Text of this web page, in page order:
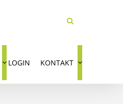
LOGIN KONTAKT